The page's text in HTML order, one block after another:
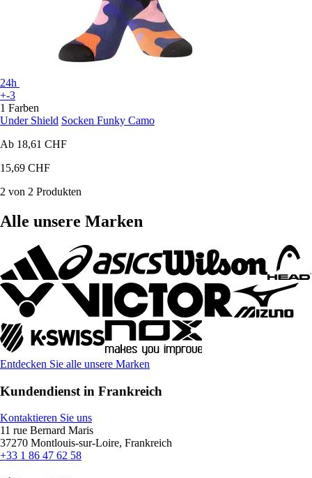
24h
+-3
1 Farben
Under Shield Socken Funky Camo
Ab 18,61 CHF
15,69 CHF
2 von 2 Produkten
Alle unsere Marken
Entdecken Sie alle unsere Marken
Kundendienst in Frankreich
Kontaktieren Sie uns
11 rue Bernard Maris
37270 Montlouis-sur-Loire, Frankreich
+33 1 86 47 62 58